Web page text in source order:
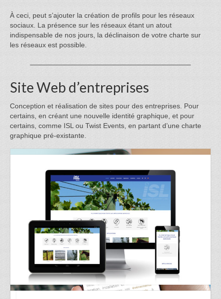
À ceci, peut s’ajouter la création de profils pour les réseaux
sociaux. La présence sur les réseaux étant un atout
indispensable de nos jours, la déclinaison de votre charte sur
les réseaux est possible.
Site Web d’entreprises
Conception et réalisation de sites pour des entreprises. Pour
certains, en créant une nouvelle identité graphique, et pour
certains, comme ISL ou Twist Events, en partant d’une charte
graphique pré-existante.